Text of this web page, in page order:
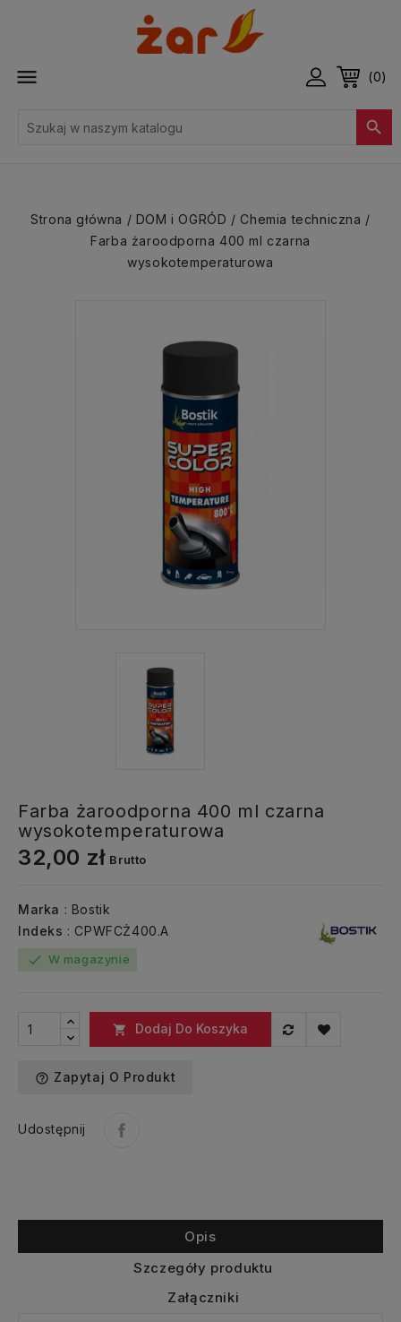
 (0)

Strona główna DOM i OGRÓD
Chemia techniczna
Farba żaroodporna 400 ml czarna
wysokotemperaturowa
Farba żaroodporna 400 ml czarna
wysokotemperaturowa
32,00 zł Brutto
Marka : Bostik
Indeks : CPWFCŻ400.A
check W magazynie
 Dodaj Do Koszyka
help_outline Zapytaj O Produkt
Udostępnij
Opis
Szczegóły produktu
Załączniki